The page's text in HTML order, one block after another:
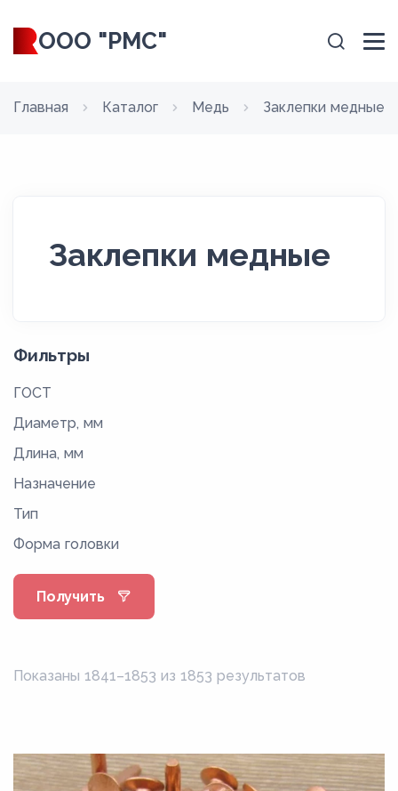
ООО "РМС"
Главная Каталог Медь Заклепки медные
Заклепки медные
Фильтры
ГОСТ
Диаметр, мм
Длина, мм
Назначение
Тип
Форма головки
Получить
Показаны 1841–1853 из 1853 результатов